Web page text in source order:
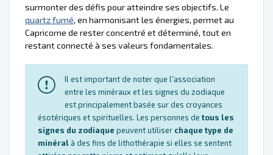
surmonter des défis pour atteindre ses objectifs. Le
quartz fumé, en harmonisant les énergies, permet au
Capricorne de rester concentré et déterminé, tout en
restant connecté à ses valeurs fondamentales.
Il est important de noter que l'association
entre les minéraux et les signes du zodiaque
est principalement basée sur des croyances
ésotériques et spirituelles. Les personnes de tous les
signes du zodiaque peuvent utiliser chaque type de
minéralà des fins de lithothérapie si elles se sentent